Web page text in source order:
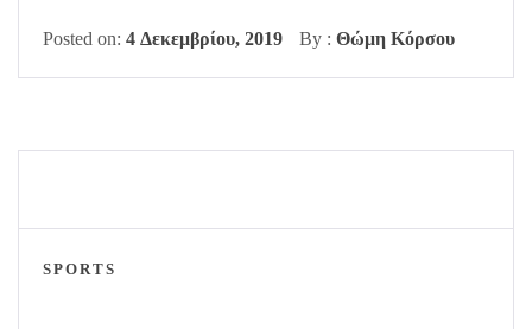
Posted on: 4 Δεκεμβρίου, 2019 By : Θώμη Κόρσου
SPORTS